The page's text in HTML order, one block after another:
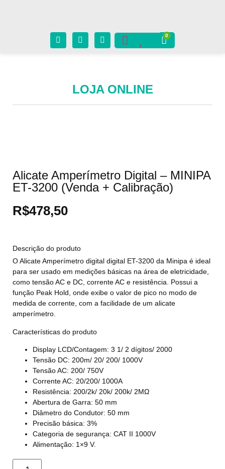
LOJA ONLINE
Alicate Amperímetro Digital – MINIPA
ET-3200 (Venda + Calibração)
R$478,50
Descrição do produto
O Alicate Amperímetro digital digital ET-3200 da Minipa é ideal
para ser usado em medições básicas na área de eletricidade,
como tensão AC e DC, corrente AC e resistência. Possui a
função Peak Hold, onde exibe o valor de pico no modo de
medida de corrente, com a facilidade de um alicate
amperímetro.
Características do produto
Display LCD/Contagem: 3 1/ 2 dígitos/ 2000
Tensão DC: 200m/ 20/ 200/ 1000V
Tensão AC: 200/ 750V
Corrente AC: 20/200/ 1000A
Resistência: 200/2k/ 20k/ 200k/ 2MΩ
Abertura de Garra: 50 mm
Diâmetro do Condutor: 50 mm
Precisão básica: 3%
Categoria de segurança: CAT II 1000V
Alimentação: 1×9 V.